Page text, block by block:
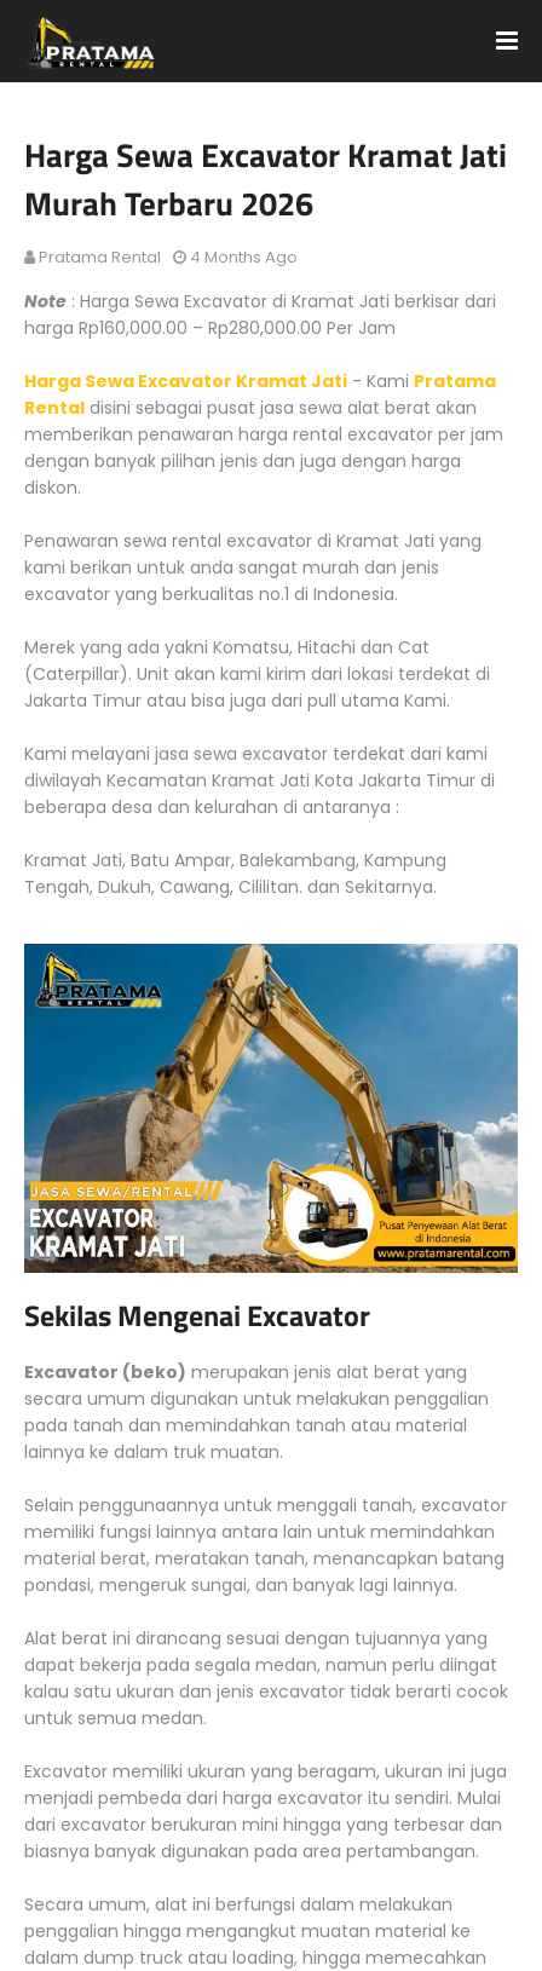
Harga Sewa Excavator Kramat Jati
Murah Terbaru 2026
Pratama Rental 4 Months Ago
Note : Harga Sewa Excavator di Kramat Jati berkisar dari
harga Rp160,000.00 – Rp280,000.00 Per Jam
Harga Sewa Excavator Kramat Jati - Kami Pratama
Rental disini sebagai pusat jasa sewa alat berat akan
memberikan penawaran harga rental excavator per jam
dengan banyak pilihan jenis dan juga dengan harga
diskon.
Penawaran sewa rental excavator di Kramat Jati yang
kami berikan untuk anda sangat murah dan jenis
excavator yang berkualitas no.1 di Indonesia.
Merek yang ada yakni Komatsu, Hitachi dan Cat
(Caterpillar). Unit akan kami kirim dari lokasi terdekat di
Jakarta Timur atau bisa juga dari pull utama Kami.
Kami melayani jasa sewa excavator terdekat dari kami
diwilayah Kecamatan Kramat Jati Kota Jakarta Timur di
beberapa desa dan kelurahan di antaranya :
Kramat Jati, Batu Ampar, Balekambang, Kampung
Tengah, Dukuh, Cawang, Cililitan. dan Sekitarnya.
Sekilas Mengenai Excavator
Excavator (beko) merupakan jenis alat berat yang
secara umum digunakan untuk melakukan penggalian
pada tanah dan memindahkan tanah atau material
lainnya ke dalam truk muatan.
Selain penggunaannya untuk menggali tanah, excavator
memiliki fungsi lainnya antara lain untuk memindahkan
material berat, meratakan tanah, menancapkan batang
pondasi, mengeruk sungai, dan banyak lagi lainnya.
Alat berat ini dirancang sesuai dengan tujuannya yang
dapat bekerja pada segala medan, namun perlu diingat
kalau satu ukuran dan jenis excavator tidak berarti cocok
untuk semua medan.
Excavator memiliki ukuran yang beragam, ukuran ini juga
menjadi pembeda dari harga excavator itu sendiri. Mulai
dari excavator berukuran mini hingga yang terbesar dan
biasnya banyak digunakan pada area pertambangan.
Secara umum, alat ini berfungsi dalam melakukan
penggalian hingga mengangkut muatan material ke
dalam dump truck atau loading, hingga memecahkan